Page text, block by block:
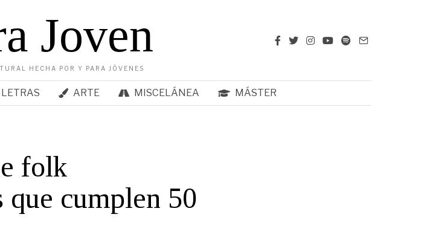
Joven
HECHA POR Y PARA JÓVENES
LETRAS ARTE MISCELÁNEA MÁSTER
folk
cumplen 50